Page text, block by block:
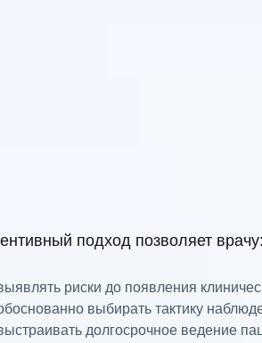
подход позволяет врачу:
риски до появления
выбирать тактику
долгосрочное ведение